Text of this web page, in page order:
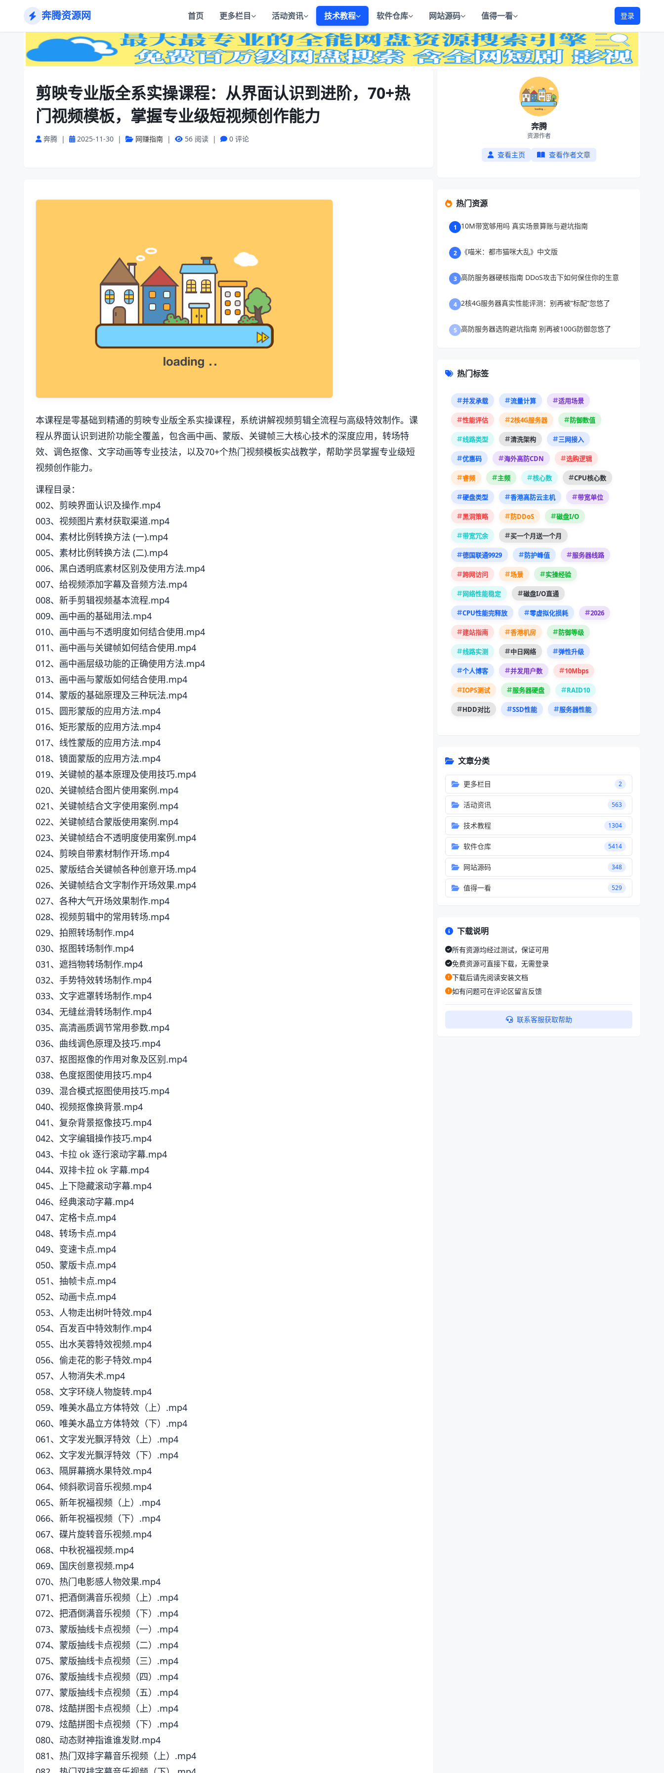
奔腾资源网 首页 更多栏目 活动资讯 技术教程 软件仓库 网站源码 值得一看 登录
剪映专业版全系实操课程：从界面认识到进阶，70+热
门视频模板，掌握专业级短视频创作能力
奔腾 | 2025-11-30 | 网赚指南 | 56 阅读 | 0 评论
本课程是零基础到精通的剪映专业版全系实操课程，系统讲解视频剪辑全流程与高级特效制作。课
程从界面认识到进阶功能全覆盖，包含画中画、蒙版、关键帧三大核心技术的深度应用，转场特
效、调色抠像、文字动画等专业技法，以及70+个热门视频模板实战教学，帮助学员掌握专业级短
视频创作能力。
课程目录：
002、剪映界面认识及操作.mp4
003、视频图片素材获取渠道.mp4
004、素材比例转换方法 (一).mp4
005、素材比例转换方法 (二).mp4
006、黑白透明底素材区别及使用方法.mp4
007、给视频添加字幕及音频方法.mp4
008、新手剪辑视频基本流程.mp4
009、画中画的基础用法.mp4
010、画中画与不透明度如何结合使用.mp4
011、画中画与关键帧如何结合使用.mp4
012、画中画层级功能的正确使用方法.mp4
013、画中画与蒙版如何结合使用.mp4
014、蒙版的基础原理及三种玩法.mp4
015、圆形蒙版的应用方法.mp4
016、矩形蒙版的应用方法.mp4
017、线性蒙版的应用方法.mp4
018、镜面蒙版的应用方法.mp4
019、关键帧的基本原理及使用技巧.mp4
020、关键帧结合图片使用案例.mp4
021、关键帧结合文字使用案例.mp4
022、关键帧结合蒙版使用案例.mp4
023、关键帧结合不透明度使用案例.mp4
024、剪映自带素材制作开场.mp4
025、蒙版结合关键帧各种创意开场.mp4
026、关键帧结合文字制作开场效果.mp4
027、各种大气开场效果制作.mp4
028、视频剪辑中的常用转场.mp4
029、拍照转场制作.mp4
030、抠图转场制作.mp4
031、遮挡物转场制作.mp4
032、手势特效转场制作.mp4
033、文字遮罩转场制作.mp4
034、无缝丝滑转场制作.mp4
035、高清画质调节常用参数.mp4
036、曲线调色原理及技巧.mp4
037、抠图抠像的作用对象及区别.mp4
038、色度抠图使用技巧.mp4
039、混合模式抠图使用技巧.mp4
040、视频抠像换背景.mp4
041、复杂背景抠像技巧.mp4
042、文字编辑操作技巧.mp4
043、卡拉 ok 逐行滚动字幕.mp4
044、双排卡拉 ok 字幕.mp4
045、上下隐藏滚动字幕.mp4
046、经典滚动字幕.mp4
047、定格卡点.mp4
048、转场卡点.mp4
049、变速卡点.mp4
050、蒙版卡点.mp4
051、抽帧卡点.mp4
052、动画卡点.mp4
053、人物走出树叶特效.mp4
054、百发百中特效制作.mp4
055、出水芙蓉特效视频.mp4
056、偷走花的影子特效.mp4
057、人物消失术.mp4
058、文字环绕人物旋转.mp4
059、唯美水晶立方体特效（上）.mp4
060、唯美水晶立方体特效（下）.mp4
061、文字发光飘浮特效（上）.mp4
062、文字发光飘浮特效（下）.mp4
063、隔屏幕摘水果特效.mp4
064、倾斜歌词音乐视频.mp4
065、新年祝福视频（上）.mp4
066、新年祝福视频（下）.mp4
067、碟片旋转音乐视频.mp4
068、中秋祝福视频.mp4
069、国庆创意视频.mp4
070、热门电影感人物效果.mp4
071、把酒倒满音乐视频（上）.mp4
072、把酒倒满音乐视频（下）.mp4
073、蒙版抽线卡点视频（一）.mp4
074、蒙版抽线卡点视频（二）.mp4
075、蒙版抽线卡点视频（三）.mp4
076、蒙版抽线卡点视频（四）.mp4
077、蒙版抽线卡点视频（五）.mp4
078、炫酷拼图卡点视频（上）.mp4
079、炫酷拼图卡点视频（下）.mp4
080、动态财神指谁谁发财.mp4
081、热门双排字幕音乐视频（上）.mp4
奔腾
资源作者
查看主页 查看作者文章
热门资源
1 10M带宽够用吗 真实场景算账与避坑指南
2 《喵米：都市猫咪大乱》中文版
3 高防服务器硬核指南 DDoS攻击下如何保住你的生意
4 2核4G服务器真实性能评测：别再被“标配”忽悠了
5 高防服务器选购避坑指南 别再被100G防御忽悠了
热门标签
并发承载 流量计算 适用场景
性能评估 2核4G服务器 防御数值
线路类型 清洗架构 三网接入
优惠码 海外高防CDN 选购逻辑
睿频 主频 核心数 CPU核心数
硬盘类型 香港高防云主机 带宽单位
黑洞策略 防DDoS 磁盘I/O
带宽冗余 买一个月送一个月
德国联通9929 防护峰值 服务器线路
跨网访问 场景 实操经验
网络性能稳定 磁盘I/O直通
CPU性能完释放 零虚拟化损耗 2026
建站指南 香港机房 防御等级
线路实测 中日网络 弹性升级
个人博客 并发用户数 10Mbps
IOPS测试 服务器硬盘 RAID10
HDD对比 SSD性能 服务器性能
文章分类
更多栏目 2
活动资讯 563
技术教程 1304
软件仓库 5414
网站源码 348
值得一看 529
下载说明
所有资源均经过测试，保证可用
免费资源可直接下载，无需登录
下载后请先阅读安装文档
如有问题可在评论区留言反馈
联系客服获取帮助